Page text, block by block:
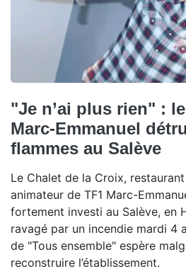
"Je n’ai plus rien" :
Marc-Emmanuel
flammes au Salève
Le Chalet de la Croix, restaurant
animateur de TF1 Marc-
fortement investi au Salève, en
ravagé par un incendie mardi 4
de "Tous ensemble" espère
reconstruire l’établissement.